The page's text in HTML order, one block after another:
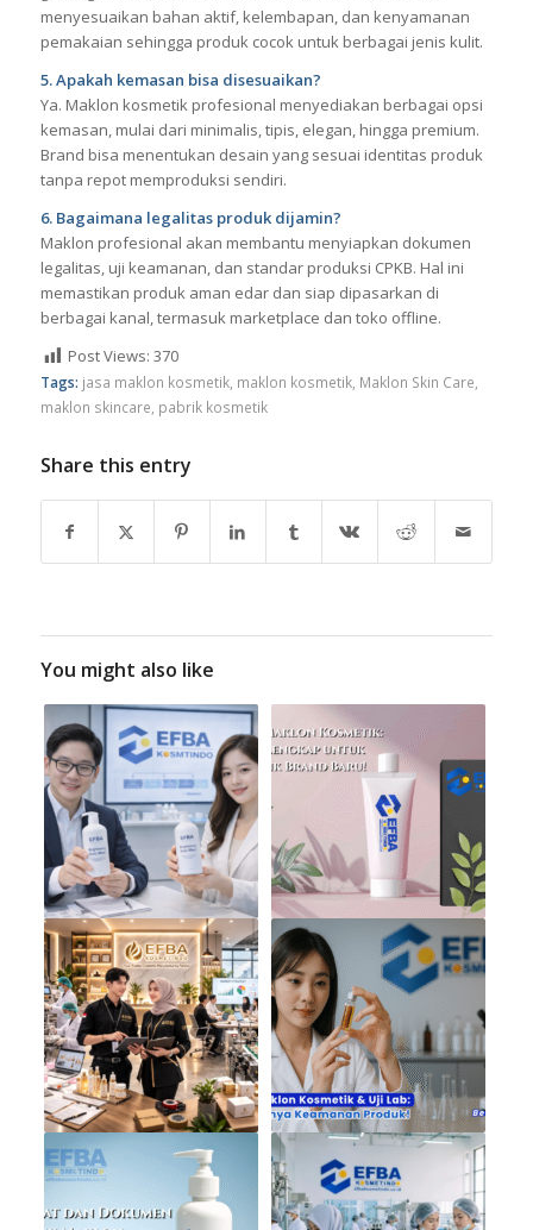
4. Bagaimana proses pemilihan formula cushion base?
Brand dapat memilih hasil akhir cushion, seperti semi matte,
menyesuaikan bahan aktif, kelembapan, dan kenyamanan
pemakaian sehingga produk cocok untuk berbagai jenis kulit.
5. Apakah kemasan bisa disesuaikan?
Ya. Maklon kosmetik profesional menyediakan berbagai opsi
Brand bisa menentukan desain yang sesuai identitas produk
tanpa repot memproduksi sendiri.
6. Bagaimana legalitas produk dijamin?
Maklon profesional akan membantu menyiapkan dokumen
memastikan produk aman edar dan siap dipasarkan di
berbagai kanal, termasuk marketplace dan toko offline.
maklon skincare, pabrik kosmetik
Share this entry
You might also like